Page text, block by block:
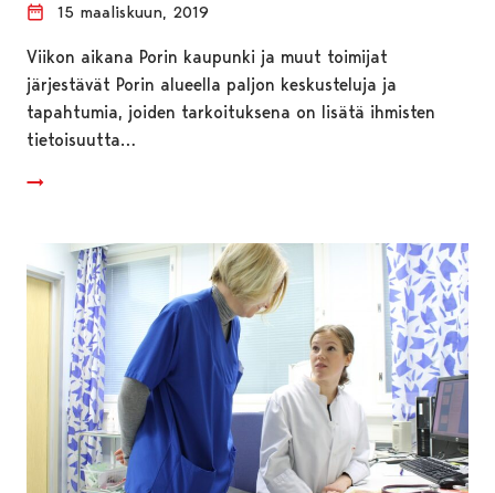
15 maaliskuun, 2019
Viikon aikana Porin kaupunki ja muut toimijat
järjestävät Porin alueella paljon keskusteluja ja
tapahtumia, joiden tarkoituksena on lisätä ihmisten
tietoisuutta…